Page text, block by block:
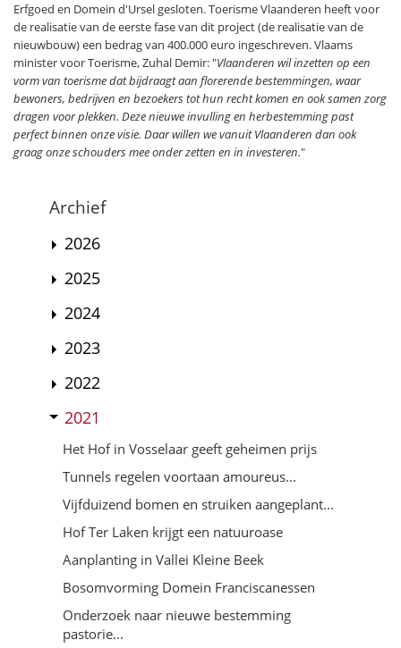
Erfgoed en Domein d'Ursel gesloten. Toerisme Vlaanderen heeft voor
de realisatie van de eerste fase van dit project (de realisatie van de
nieuwbouw) een bedrag van 400.000 euro ingeschreven. Vlaams
minister voor Toerisme, Zuhal Demir: "Vlaanderen wil inzetten op een
vorm van toerisme dat bijdraagt aan florerende bestemmingen, waar
bewoners, bedrijven en bezoekers tot hun recht komen en ook samen zorg
dragen voor plekken. Deze nieuwe invulling en herbestemming past
perfect binnen onze visie. Daar willen we vanuit Vlaanderen dan ook
graag onze schouders mee onder zetten en in investeren."
Archief
2026
2025
2024
2023
2022
2021
Het Hof in Vosselaar geeft geheimen prijs
Tunnels regelen voortaan amoureus...
Vijfduizend bomen en struiken aangeplant...
Hof Ter Laken krijgt een natuuroase
Aanplanting in Vallei Kleine Beek
Bosomvorming Domein Franciscanessen
Onderzoek naar nieuwe bestemming
pastorie...